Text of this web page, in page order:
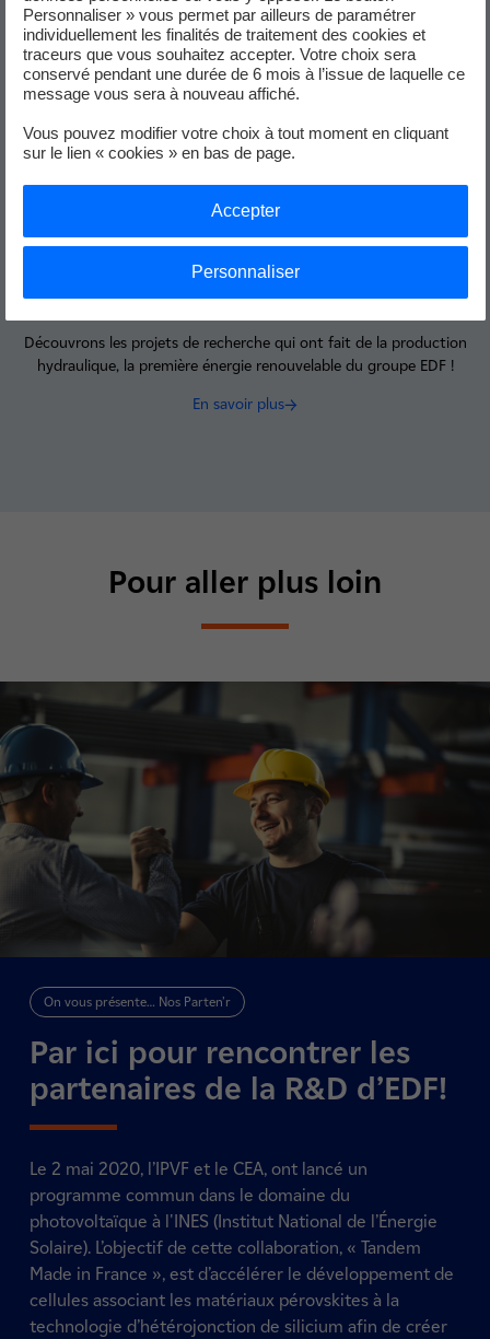
En savoir plus
Hydraulique
Découvrons les projets de recherche qui ont fait de la production
hydraulique, la première énergie renouvelable du groupe EDF !
En savoir plus
Pour aller plus loin
On vous présente… Nos Parten’r
Par ici pour rencontrer les
partenaires de la R&D d’EDF!
Le 2 mai 2020, l’IPVF et le CEA, ont lancé un
programme commun dans le domaine du
photovoltaïque à l'INES (Institut National de l’Énergie
Solaire). L’objectif de cette collaboration, « Tandem
Made in France », est d’accélérer le développement de
cellules associant les matériaux pérovskites à la
technologie d’hétérojonction de silicium afin de créer
Personnaliser » vous permet par ailleurs de paramétrer
individuellement les finalités de traitement des cookies et
traceurs que vous souhaitez accepter. Votre choix sera
conservé pendant une durée de 6 mois à l’issue de laquelle ce
message vous sera à nouveau affiché.
Vous pouvez modifier votre choix à tout moment en cliquant
sur le lien « cookies » en bas de page.
Personnaliser
Accepter